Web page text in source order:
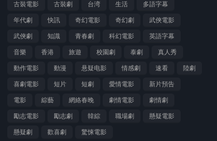
古裝電影 古裝劇 台湾 生活 多語字幕
年代劇 快訊 奇幻電影 奇幻劇 武俠電影
武俠劇 知識 青春劇 科幻電影 英語字幕
音樂 香港 旅遊 校園劇 泰劇 真人秀
動作電影 動漫 悬疑电影 情感劇 速看 陸劇
喜劇電影 短片 短劇 愛情電影 新片預告
電影 綜藝 網絡春晚 劇情電影 劇情劇
勵志電影 勵志劇 韓綜 職場劇 懸疑電影
懸疑劇 歡喜劇 驚悚電影